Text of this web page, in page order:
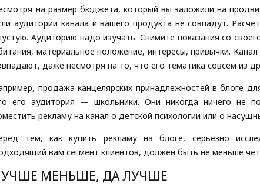
на размер бюджета, который вы заложили на
аудитории канала и вашего продукта не совпадут.
Аудиторию надо изучать. Снимите показания со
материальное положение, интересы, привычки.
даже несмотря на то, что его тематика совсем из
продажа канцелярских принадлежностей в блоге
его аудитория — школьники. Они никогда ничего не
рекламу на канал о детской психологии или о
тем, как купить рекламу на блоге, серьезно
вам сегмент клиентов, должен быть не меньше
МЕНЬШЕ, ДА ЛУЧШЕ